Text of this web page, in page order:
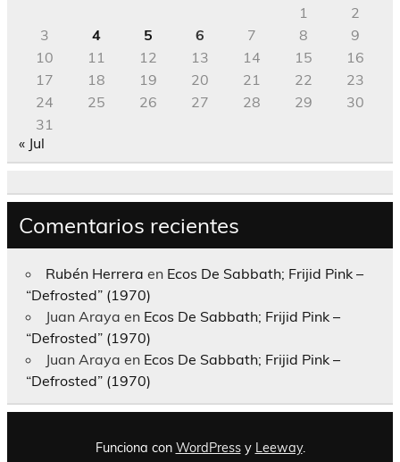
1
2
3
4 5 6 7 8
9
10
11 12 13 14 15
16
17
18 19 20 21 22
23
24
25 26 27 28 29
30
31
« Jul
Comentarios recientes
Rubén Herrera en Ecos De Sabbath; Frijid Pink –
“Defrosted” (1970)
Juan Araya en Ecos De Sabbath; Frijid Pink –
“Defrosted” (1970)
Juan Araya en Ecos De Sabbath; Frijid Pink –
“Defrosted” (1970)
Funciona con WordPressy Leeway.